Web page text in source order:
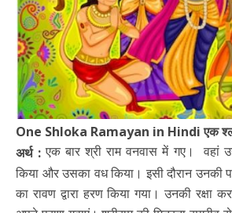
One Shloka Ramayan in Hindi एक
अर्थ : एक बार श्री राम वनवास में गए। वहां
किया और उसका वध किया। इसी दौरान उनकी
का रावण द्वारा हरण किया गया। उनकी रक्षा